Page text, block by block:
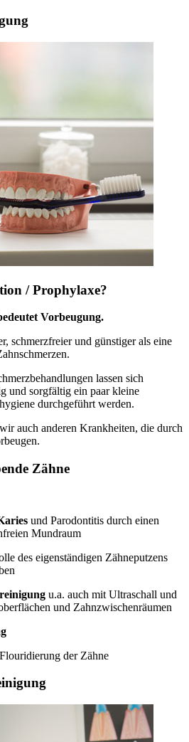
/ Prophylaxe?
Vorbeugung.
schmerzfreier und günstiger als eine
lassen sich
und sorgfältig ein paar kleine
durchgeführt werden.
auch anderen Krankheiten, die durch
Zähne
und Parodontitis durch einen
Mundraum
des eigenständigen Zähneputzens
u.a. auch mit Ultraschall und
und Zahnzwischenräumen
der Zähne